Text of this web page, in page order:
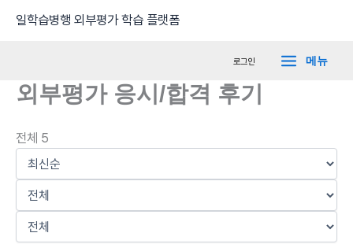
일학습병행 외부평가 학습 플랫폼
로그인
Menu
메뉴
외부평가 응시/합격 후기
전체 5